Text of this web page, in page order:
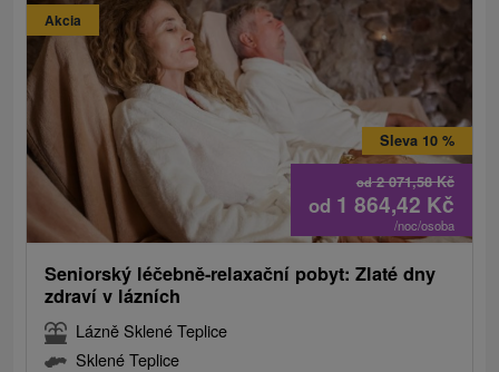
Akcia
od2 071,58Kč
Sleva 10 %
od 1 864,42 Kč
/noc/osoba
Seniorský léčebně-relaxační pobyt: Zlaté dny
zdraví v lázních
Lázně Sklené Teplice
Sklené Teplice